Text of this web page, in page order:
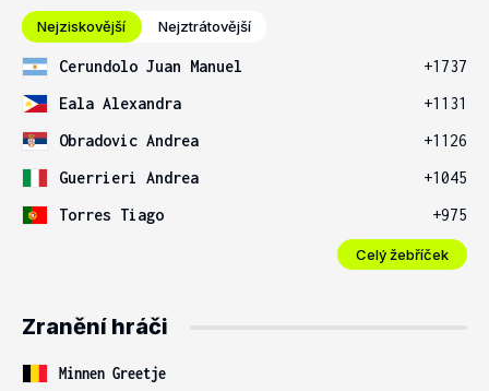
Nejziskovější Nejztrátovější
Cerundolo Juan Manuel
+1737
Eala Alexandra
+1131
Obradovic Andrea
+1126
Guerrieri Andrea
+1045
Torres Tiago
+975
Celý žebříček
Zranění hráči
Minnen Greetje